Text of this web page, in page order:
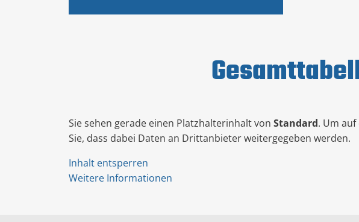
Sie sehen gerade einen Platzhalterinhalt von Standard. Um
Sie, dass dabei Daten an Drittanbieter weitergegeben werden.
Inhalt entsperren
Weitere Informationen